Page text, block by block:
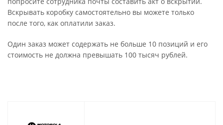
Вскрывать коробку самостоятельно вы можете только
после того, как оплатили заказ.
Один заказ может содержать не больше 10 позиций и его
стоимость не должна превышать 100 тысяч рублей.